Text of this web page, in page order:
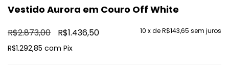
Vestido Aurora em Couro Off White
R$2.873,00 R$1.436,50 10 x deR$143,65 sem juros
R$1.292,85 com Pix